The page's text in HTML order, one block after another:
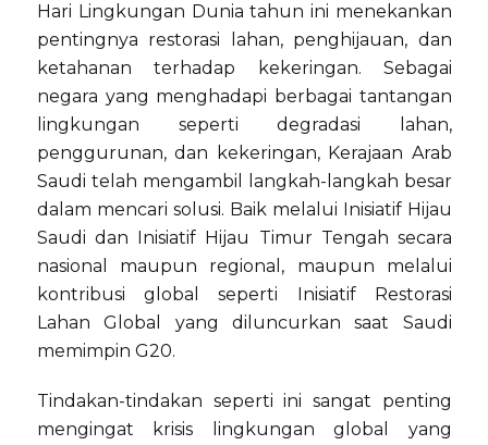
Hari Lingkungan Dunia tahun ini menekankan
pentingnya restorasi lahan, penghijauan, dan
ketahanan terhadap kekeringan. Sebagai
negara yang menghadapi berbagai tantangan
lingkungan seperti degradasi lahan,
penggurunan, dan kekeringan, Kerajaan Arab
Saudi telah mengambil langkah-langkah besar
dalam mencari solusi. Baik melalui Inisiatif Hijau
Saudi dan Inisiatif Hijau Timur Tengah secara
nasional maupun regional, maupun melalui
kontribusi global seperti Inisiatif Restorasi
Lahan Global yang diluncurkan saat Saudi
memimpin G20.
Tindakan-tindakan seperti ini sangat penting
mengingat krisis lingkungan global yang